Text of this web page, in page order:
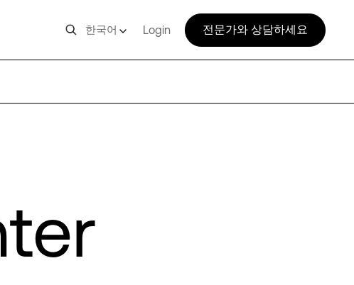
한국어 Login 전문가와 상담하세요